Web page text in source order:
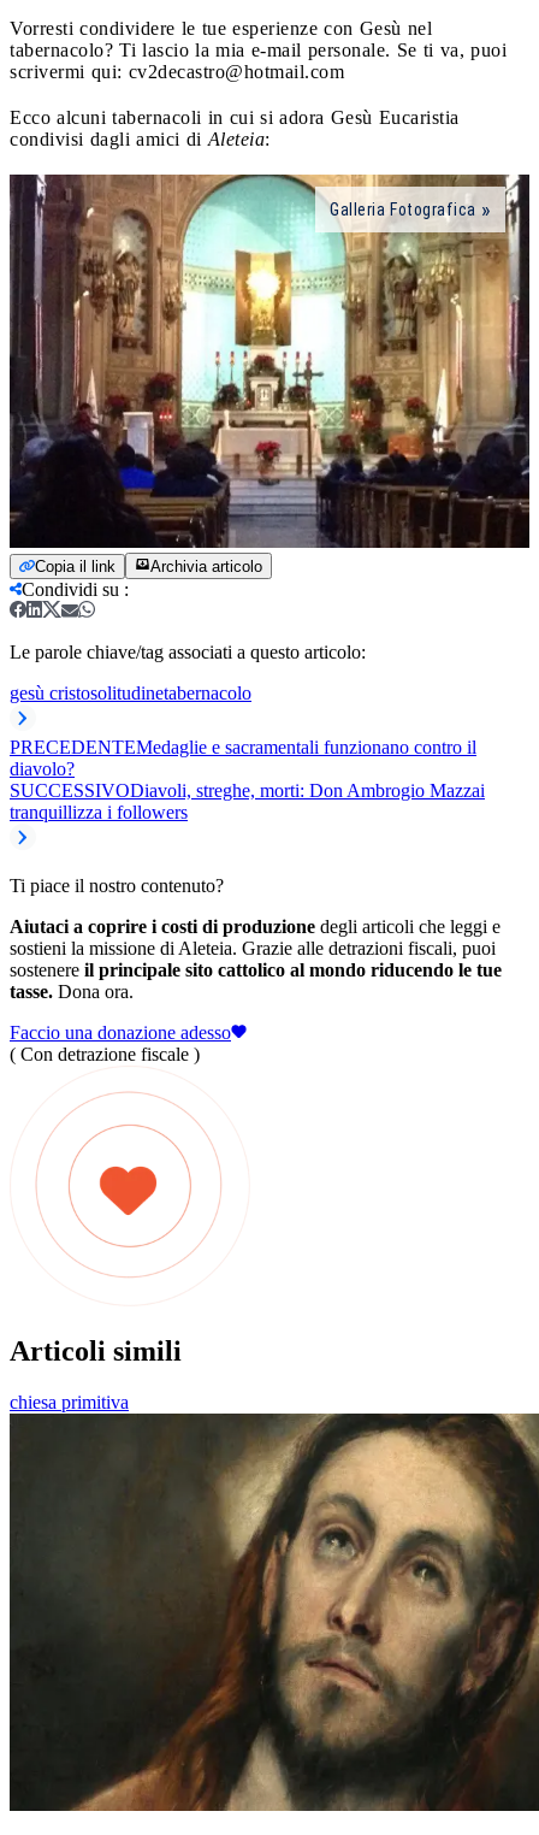
Vorresti condividere le tue esperienze con Gesù nel
tabernacolo? Ti lascio la mia e-mail personale. Se ti va, puoi
scrivermi qui: cv2decastro@hotmail.com
Ecco alcuni tabernacoli in cui si adora Gesù Eucaristia
condivisi dagli amici di Aleteia:
Galleria Fotografica
Copia il link Archivia articolo
Condividi su :
Le parole chiave/tag associati a questo articolo:
gesù cristosolitudinetabernacolo
PRECEDENTEMedaglie e sacramentali funzionano contro il
diavolo?
SUCCESSIVODiavoli, streghe, morti: Don Ambrogio Mazzai
tranquillizza i followers
Ti piace il nostro contenuto?
Aiutaci a coprire i costi di produzione degli articoli che leggi e
sostieni la missione di Aleteia. Grazie alle detrazioni fiscali, puoi
sostenere il principale sito cattolico al mondo riducendo le tue
tasse. Dona ora.
Faccio una donazione adesso
( Con detrazione fiscale )
Articoli simili
chiesa primitiva